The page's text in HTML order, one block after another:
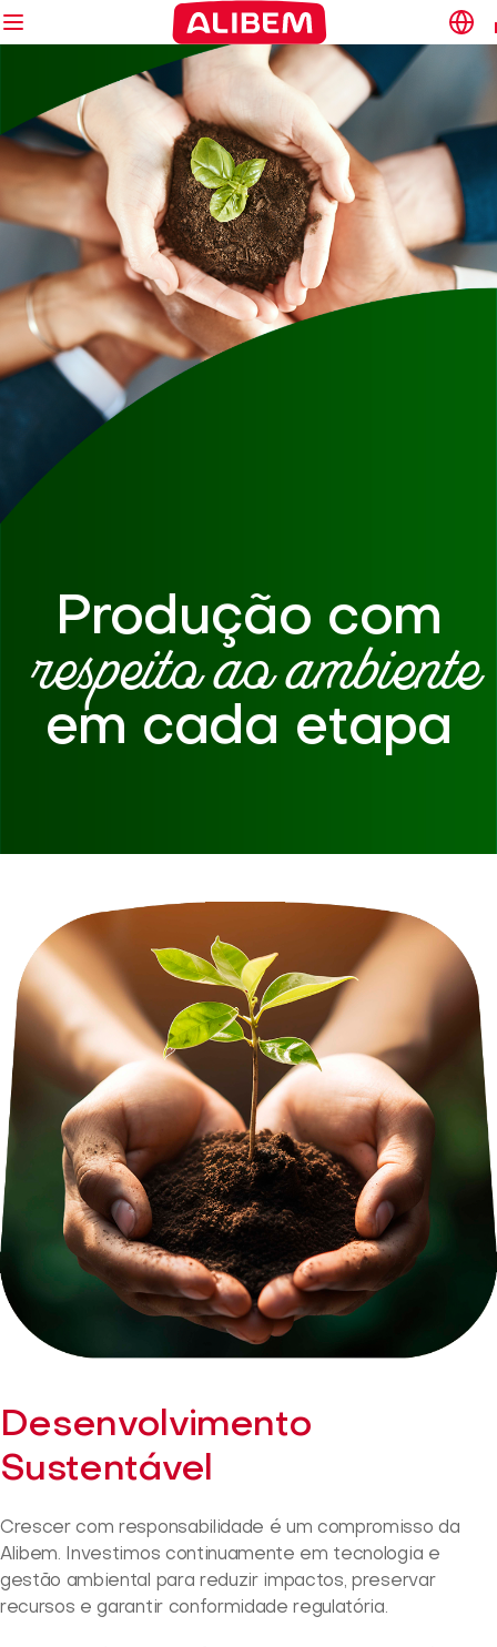
Produção com
respeito ao ambiente
em cada etapa
Desenvolvimento
Sustentável
Crescer com responsabilidade é um compromisso da
Alibem. Investimos continuamente em tecnologia e
gestão ambiental para reduzir impactos, preservar
recursos e garantir conformidade regulatória.